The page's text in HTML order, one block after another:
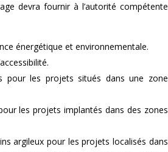
devra fournir à l’autorité compétente
énergétique et environnementale.
pour les projets situés dans une zone
les projets implantés dans des zones
argileux pour les projets localisés dans